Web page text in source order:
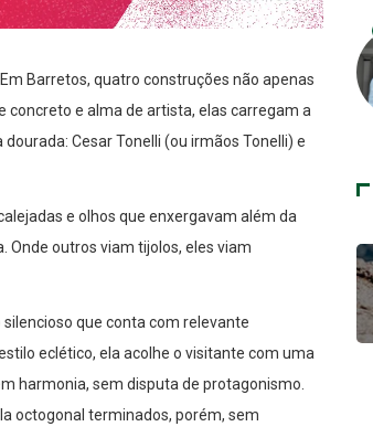
Barretos, quatro construções não apenas
e alma de artista, elas carregam a
Cesar Tonelli (ou irmãos Tonelli) e
e olhos que enxergavam além da
Onde outros viam tijolos, eles viam
que conta com relevante
eclético, ela acolhe o visitante com uma
harmonia, sem disputa de protagonismo.
octogonal terminados, porém, sem